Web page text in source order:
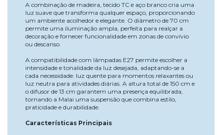
A combinação de madeira, tecido TC e aço branco cria uma
luz suave que transforma qualquer espaço, proporcionando
um ambiente acolhedor e elegante. O diâmetro de 70 cm
permite uma iluminação ampla, perfeita para realçar a
decoração e fornecer funcionalidade em zonas de convívio
ou descanso.
A compatibilidade com lâmpadas E27 permite escolher a
intensidade e tonalidade da luz desejada, adaptando-se a
cada necessidade: luz quente para momentos relaxantes ou
luz neutra para atividades diárias. A altura total de 150 cm e
o difusor de 13 cm garantem uma presença equilibrada,
tornando a Malai uma suspensão que combina estilo,
praticidade e durabilidade.
Características Principais